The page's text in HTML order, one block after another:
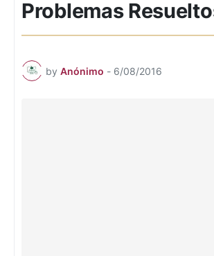
Problemas
by Anónimo - 6/08/2016